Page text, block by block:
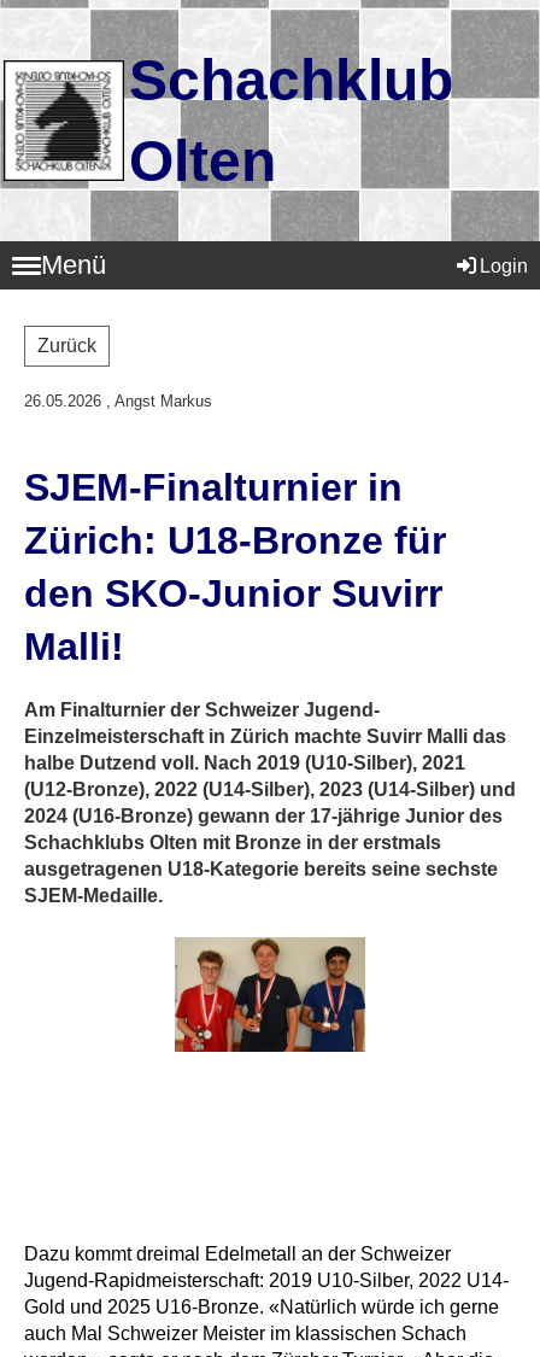
Schachklub
Olten
Menü Login
Zurück
26.05.2026 , Angst Markus
SJEM-Finalturnier in
Zürich: U18-Bronze für
den SKO-Junior Suvirr
Malli!
Am Finalturnier der Schweizer Jugend-
Einzelmeisterschaft in Zürich machte Suvirr Malli das
halbe Dutzend voll. Nach 2019 (U10-Silber), 2021
(U12-Bronze), 2022 (U14-Silber), 2023 (U14-Silber) und
2024 (U16-Bronze) gewann der 17-jährige Junior des
Schachklubs Olten mit Bronze in der erstmals
ausgetragenen U18-Kategorie bereits seine sechste
SJEM-Medaille.
Dazu kommt dreimal Edelmetall
an der Schweizer
Jugend-Rapidmeisterschaft: 2019 U10-Silber, 2022 U14-
Gold und 2025 U16-Bronze. «Natürlich würde ich gerne
auch Mal Schweizer Meister im klassischen Schach